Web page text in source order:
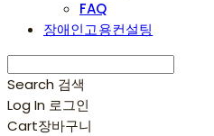
FAQ
장애인고용컨설팅
Search 검색
Log In 로그인
Cart장바구니